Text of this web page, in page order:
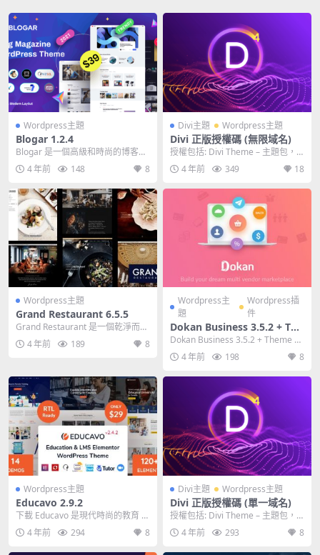
Wordpress主題
Blogar 1.2.4
Blogar 是一個高級和時尚的博客、
雜誌和博客 WordPress 主題，具
有...4 年前 148 8
Divi主題 Wordpress主題
Divi 正版授權碼 (無限域名)
授權包括: Divi Theme – 主題包，
已包括Builder插...
4 年前 349 18
Wordpress主題
Grand Restaurant 6.5.5
Grand Restaurant 是一個乾淨而現
代的 WordPress 主題，...
4 年前 189 8
Wordpress主
題
Wordpress插
件
Dokan Business 3.5.2 + The
me 2.3.7 – 多供應商市場插件
Dokan Business 3.5.2 + Theme 2.
3.7 – 多供應...
4 年前 198 8
Wordpress主題
Educavo 2.9.2
下載 Educavo 是現代時尚的教育 L
MS WordPress 主題。這個主...
4 年前 294 8
Divi主題 Wordpress主題
Divi 正版授權碼 (單一域名)
授權包括: Divi Theme – 主題包，
已包括Builder插...
4 年前 293 8